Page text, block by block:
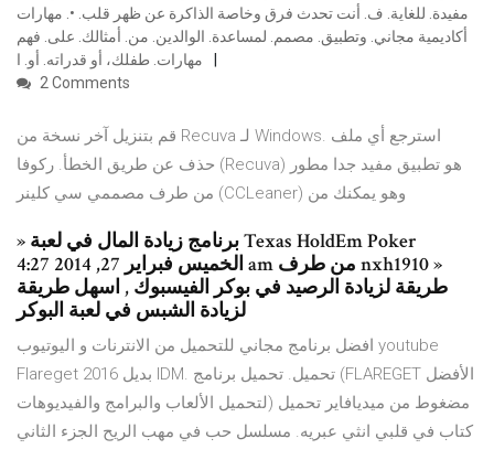
مفيدة. للغاية. ف. أنت تحدث فرق وخاصة الذاكرة عن ظهر قلب. •. مهارات
أكاديمية مجاني. وتطبيق. مصمم. لمساعدة. الوالدين. من. أمثالك. على. فهم
مهارات. طفلك، أو قدراته. أو. ا
2 Comments
قم بتنزيل آخر نسخة من Recuva لـ Windows. استرجع أي ملف
حذف عن طريق الخطأ. ركوفا (Recuva) هو تطبيق مفيد جدا مطور
من طرف مصممي سي كلينر (CCLeaner) وهو يمكنك من
» برنامج زيادة المال في لعبة Texas HoldEm Poker
الخميس فبراير 27, 2014 4:27 am من طرف nxh1910 »
طريقة لزيادة الرصيد في بوكر الفيسبوك , اسهل طريقة
لزيادة الشبس في لعبة البوكر
افضل برنامج مجاني للتحميل من الانترنات و اليوتيوب youtube
Flareget 2016 بديل IDM. تحميل. تحميل برنامج (FLAREGET الأفضل
لتحميل الألعاب والبرامج والفيديوهات) مضغوط من ميديافاير تحميل
كتاب في قلبي انثي عبريه. مسلسل حب في مهب الريح الجزء الثاني